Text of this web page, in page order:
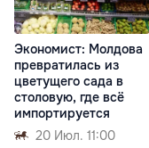
Экономист: Молдова
превратилась из
цветущего сада в
столовую, где всё
импортируется
20 Июл. 11:00